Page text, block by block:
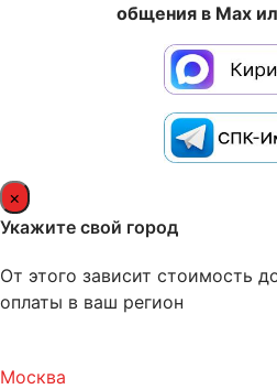
общения в Max
×
Укажите свой город
От этого зависит стоимость
оплаты в ваш регион
Москва